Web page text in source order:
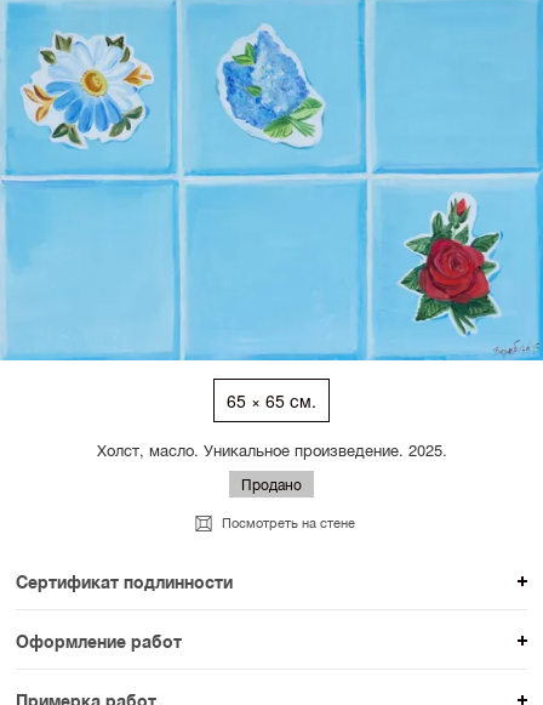
65 × 65 см.
Холст, масло. Уникальное произведение. 2025.
Продано
Посмотреть на стене
Сертификат подлинности
К каждому авторскому произведению мы
прикладываем сертификат подлинности. Для товаров
раздела SAMPLE СЕРИЯ сертификаты не
Оформление работ
При покупке произведения вы можете выбрать и
Примерка работ